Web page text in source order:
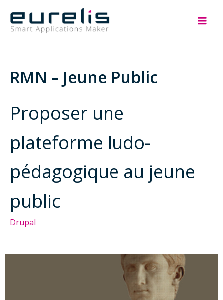
contenu
RMN – Jeune Public
Proposer une
plateforme ludo-
pédagogique au jeune
public
Drupal